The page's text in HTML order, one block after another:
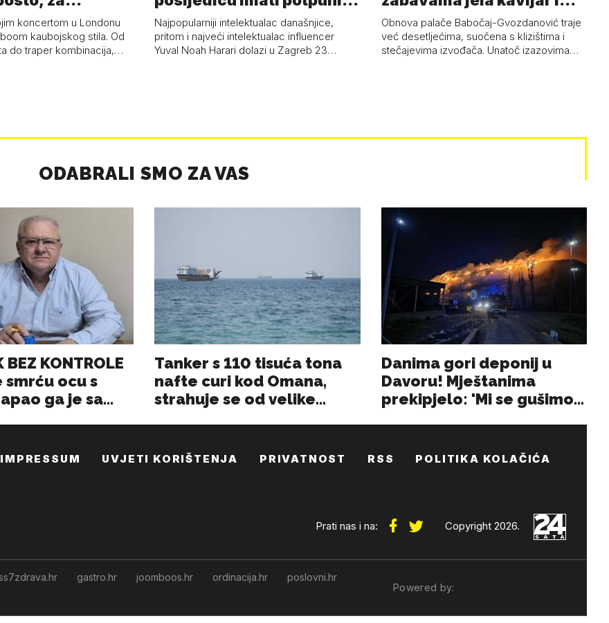
53 p…
koncertom u Londonu
kaubojskog stila. Od
do traper kombinacija,…
kolaps čovje…
Najpopularniji intelektualac današnjice,
pritom i najveći intelektualac influencer
Yuval Noah Harari dolazi u Zagreb 23…
pud…
Obnova palače Babočaj-Gvozdanović traje
već desetljećima, suočena s klizištima i
stečajevima izvođača. Unatoč izazovima…
IMPRESSUM UVJETI KORIŠTENJA PRIVATNOST RSS POLITIKA KOLAČIĆA
Prati nas i na: Copyright 2026.
gastro.hr joomboos.hr ordinacija.hr
poslovni.hr
Powered by: